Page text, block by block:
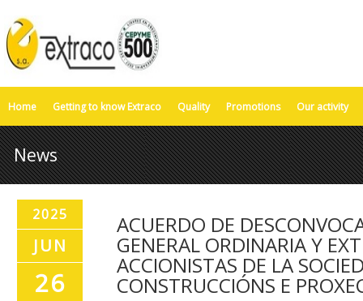
Home Getting to know Extraco Quality Promotions Our activity
News
2025
JUN
26
ACUERDO DE
GENERAL ORDINARIA Y
ACCIONISTAS DE LA
CONSTRUCCIÓNS E